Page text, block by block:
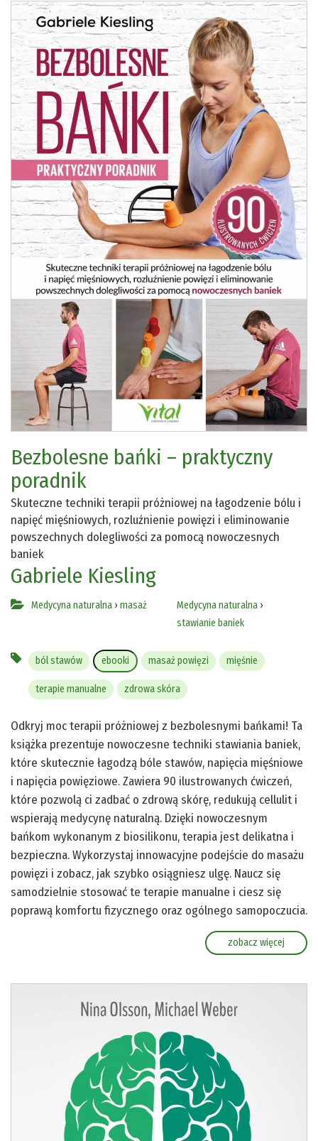
Bezbolesne bańki – praktyczny
poradnik
Skuteczne techniki terapii próżniowej na łagodzenie bólu i
napięć mięśniowych, rozluźnienie powięzi i eliminowanie
powszechnych dolegliwości za pomocą nowoczesnych
baniek
Gabriele Kiesling
Medycyna naturalna › masaż Medycyna naturalna›
stawianie baniek
ból stawów ebooki masaż powięzi mięśnie
terapie manualne zdrowa skóra
Odkryj moc terapii próżniowej z bezbolesnymi bańkami! Ta
książka prezentuje nowoczesne techniki stawiania baniek,
które skutecznie łagodzą bóle stawów, napięcia mięśniowe
i napięcia powięziowe. Zawiera 90 ilustrowanych ćwiczeń,
które pozwolą ci zadbać o zdrową skórę, redukują cellulit i
wspierają medycynę naturalną. Dzięki nowoczesnym
bańkom wykonanym z biosilikonu, terapia jest delikatna i
bezpieczna. Wykorzystaj innowacyjne podejście do masażu
powięzi i zobacz, jak szybko osiągniesz ulgę. Naucz się
samodzielnie stosować te terapie manualne i ciesz się
poprawą komfortu fizycznego oraz ogólnego samopoczucia.
zobacz więcej